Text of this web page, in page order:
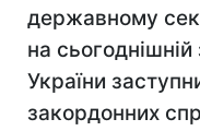
державному
на
України
закордонних